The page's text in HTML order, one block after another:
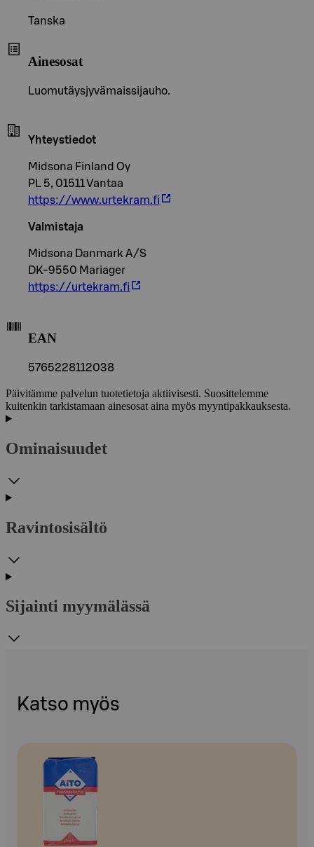
Tanska
Ainesosat
Luomutäysjyvämaissijauho.
Yhteystiedot
Midsona Finland Oy
PL 5, 01511 Vantaa
https://www.urtekram.fi
Valmistaja
Midsona Danmark A/S
DK-9550 Mariager
https://urtekram.fi
EAN
5765228112038
Päivitämme palvelun tuotetietoja aktiivisesti. Suosittelemme
kuitenkin tarkistamaan ainesosat aina myös myyntipakkauksesta.
Ominaisuudet
Ravintosisältö
Sijainti myymälässä
Katso myös